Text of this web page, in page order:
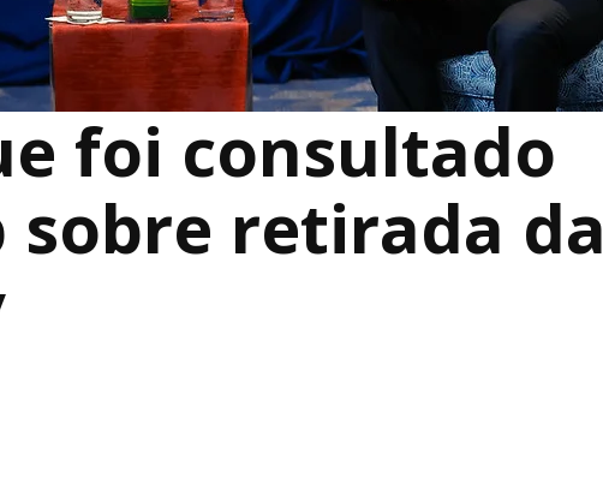
foi consultado
sobre retirada da